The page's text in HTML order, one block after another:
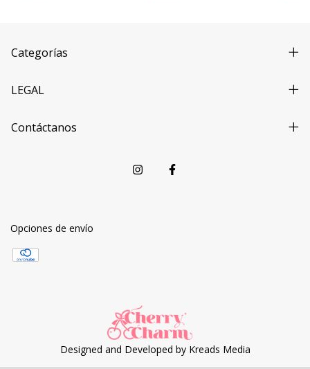
Categorías
LEGAL
Contáctanos
Opciones de envío
Designed and Developed by Kreads Media